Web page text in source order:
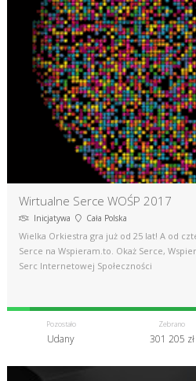
Wirtualne Serce WOŚP 2017
Inicjatywa Cała Polska
Wielka Orkiestra gra już od 25 lat! A od
Serce na Wspieram.to. Okaż Serce,
Serc Internetowej Społeczności
Pozostało
Udany
Zebrano
301 205 zł